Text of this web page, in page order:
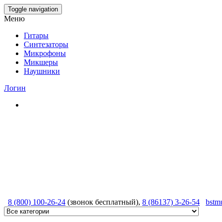
Skip
to
content
Toggle navigation
Меню
Гитары
Синтезаторы
Микрофоны
Микшеры
Наушники
Логин
8 (800) 100-26-24 (звонок бесплатный), 8 (86137) 3-26-54